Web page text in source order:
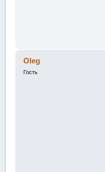
Oleg
Гость